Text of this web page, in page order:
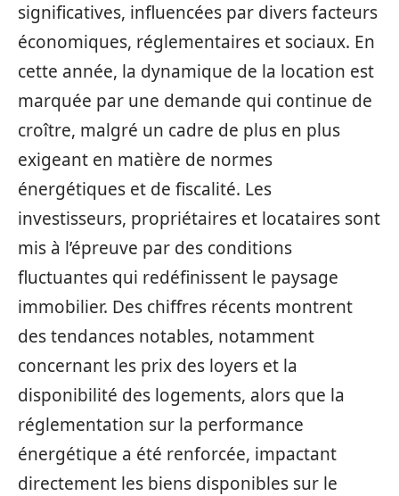
significatives, influencées par divers facteurs
économiques, réglementaires et sociaux. En
cette année, la dynamique de la location est
marquée par une demande qui continue de
croître, malgré un cadre de plus en plus
exigeant en matière de normes
énergétiques et de fiscalité. Les
investisseurs, propriétaires et locataires sont
mis à l’épreuve par des conditions
fluctuantes qui redéfinissent le paysage
immobilier. Des chiffres récents montrent
des tendances notables, notamment
concernant les prix des loyers et la
disponibilité des logements, alors que la
réglementation sur la performance
énergétique a été renforcée, impactant
directement les biens disponibles sur le